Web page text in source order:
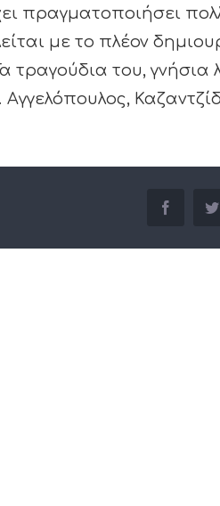
πραγματοποιήσει
με το πλέον
τραγούδια του, γνήσια
facebook